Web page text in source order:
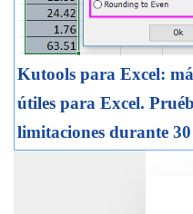
Kutools para Excel:
útiles para Excel.
limitaciones durante